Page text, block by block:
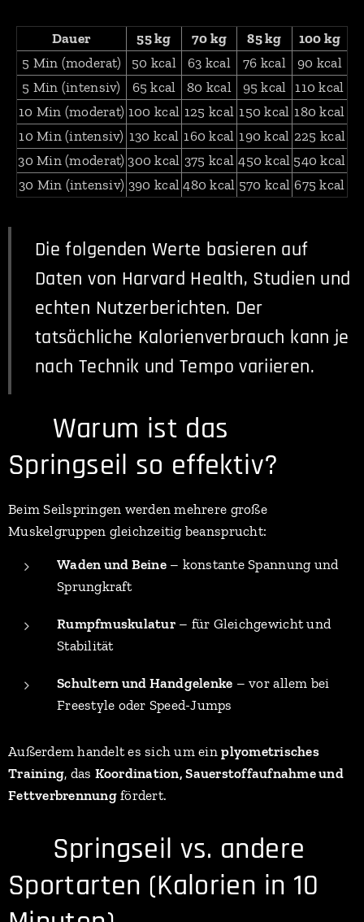
Dauer 55 kg 70 kg 85 kg
100 kg
5 Min (moderat)
50 kcal 63 kcal 76 kcal
90 kcal
5 Min (intensiv)
65 kcal 80 kcal 95 kcal 110 kcal
10 Min (moderat) 100 kcal 125 kcal 150 kcal 180 kcal
10 Min (intensiv) 130 kcal 160 kcal 190 kcal 225 kcal
30 Min (moderat) 300 kcal 375 kcal 450 kcal 540 kcal
30 Min (intensiv) 390 kcal 480 kcal 570 kcal 675 kcal
Die folgenden Werte basieren auf
Daten von Harvard Health, Studien und
echten Nutzerberichten. Der
tatsächliche Kalorienverbrauch kann je
nach Technik und Tempo variieren.
📊 Warum ist das
Springseil so effektiv?
Beim Seilspringen werden mehrere große
Muskelgruppen gleichzeitig beansprucht:
Waden und Beine– konstante Spannung und
Sprungkraft
Rumpfmuskulatur– für Gleichgewicht und
Stabilität
Schultern und Handgelenke – vor allem bei
Freestyle oder Speed-Jumps
Außerdem handelt es sich um einplyometrisches
Training, das Koordination, Sauerstoffaufnahme und
Fettverbrennungfördert.
⚡ Springseil vs. andere
Sportarten (Kalorien in 10